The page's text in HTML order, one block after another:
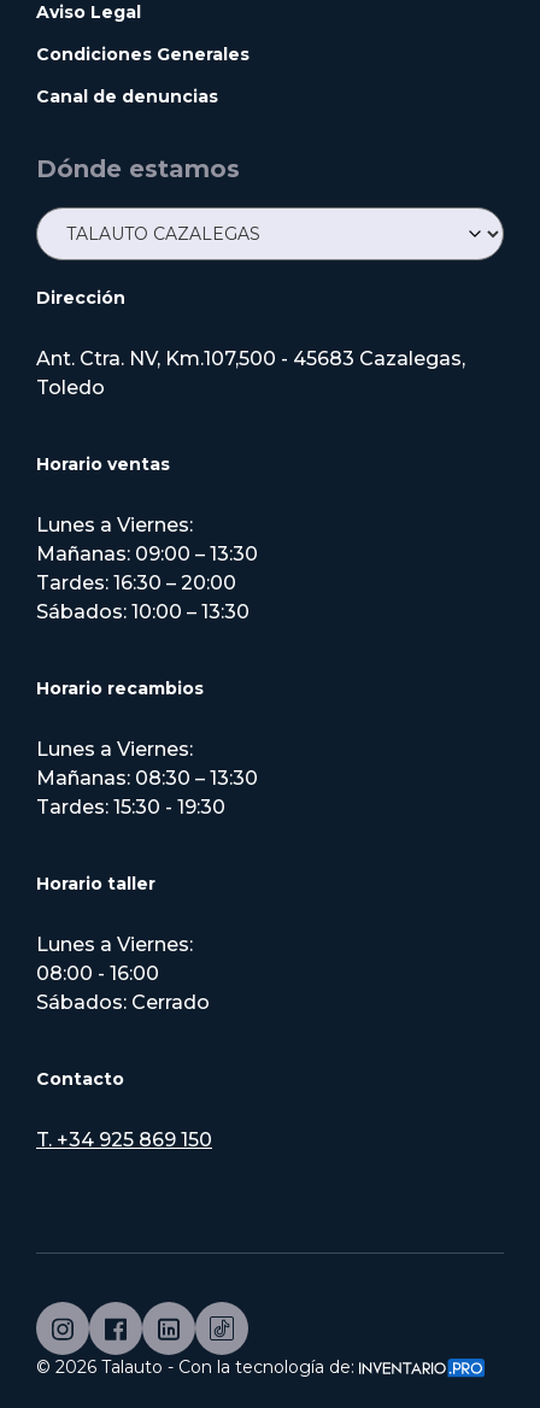
Aviso Legal
Condiciones Generales
Canal de denuncias
Dónde estamos
Dirección
Ant. Ctra. NV, Km.107,500 - 45683 Cazalegas,
Toledo
Horario ventas
Lunes a Viernes:
Mañanas: 09:00 – 13:30
Tardes: 16:30 – 20:00
Sábados: 10:00 – 13:30
Horario recambios
Lunes a Viernes:
Mañanas: 08:30 – 13:30
Tardes: 15:30 - 19:30
Horario taller
Lunes a Viernes:
08:00 - 16:00
Sábados: Cerrado
Contacto
T. +34 925 869 150
© 2026 Talauto - Con la tecnología de: